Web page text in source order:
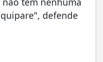
defende